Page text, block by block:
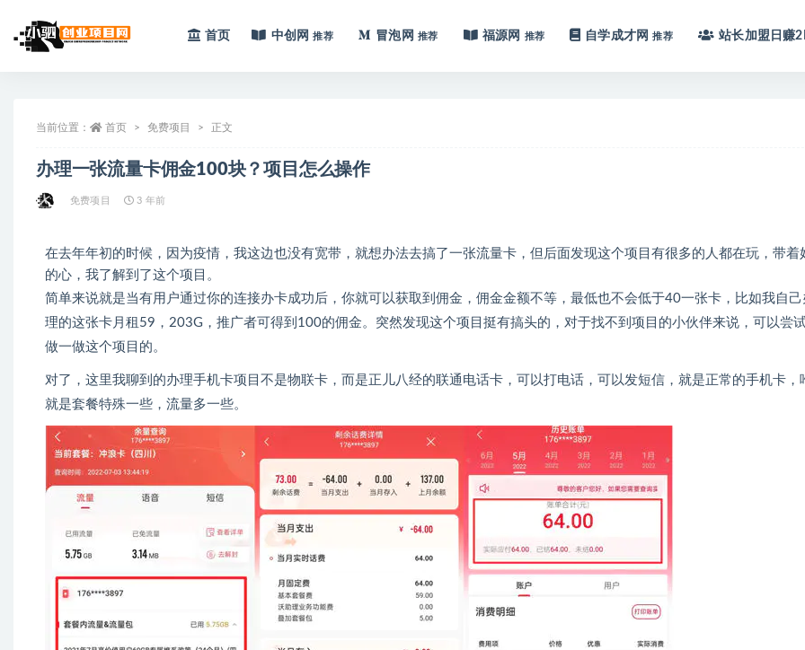
首页 中创网 推荐 冒泡网 推荐 福源网 推荐 自学成才网 推荐 站长加盟 日赚
当前位置： 首页 免费项目 正文
办理一张流量卡佣金100块？项目怎么操作
免费项目 3 年前
在去年年初的时候，因为疫情，我这边也没有宽带，就想办法去搞了一张流量卡，但后面发现这个项目有很多的人都在玩，带着
的心，我了解到了这个项目。
简单来说就是当有用户通过你的连接办卡成功后，你就可以获取到佣金，佣金金额不等，最低也不会低于40一张卡，比如我自己
理的这张卡月租59，203G，推广者可得到100的佣金。突然发现这个项目挺有搞头的，对于找不到项目的小伙伴来说，可以尝
做一做这个项目的。
对了，这里我聊到的办理手机卡项目不是物联卡，而是正儿八经的联通电话卡，可以打电话，可以发短信，就是正常的手机卡，
就是套餐特殊一些，流量多一些。